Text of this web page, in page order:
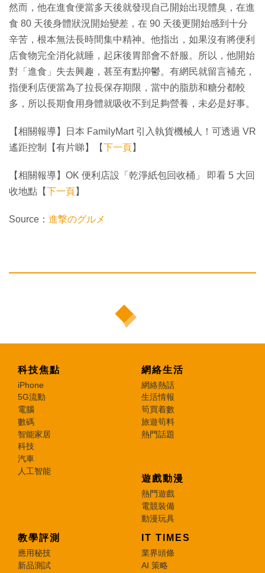
然而，他在進食便當多天後就發現自己開始出現體臭，在進
食 80 天後身體狀況開始變差，在 90 天後更開始感到十分
辛苦，根本無法長時間集中精神。他指出，如果沒有將便利
店食物完全消化就睡，起床後胃部會不舒服。所以，他開始
對「進食」失去興趣，甚至有點抑鬱。有網民就留言補充，
指便利店便當為了拉長保存期限，當中的脂肪和糖分都較
多，所以長期食用身體就吸收不到足夠營養，未必是好事。
【相關報導】日本 FamilyMart 引入執貨機械人！可透過 VR
遙距控制【有片睇】【下一頁】
【相關報導】OK 便利店設「乾淨紙包回收桶」 即看 5 大回
收地點【下一頁】
Source： 進撃のグルメ
科技焦點
iPhone
5G流動
電腦
數碼
智能家居
科技
汽車
人工智能
網絡生活
網絡熱話
生活情報
筍買着數
旅遊筍料
熱門話題
遊戲動漫
熱門遊戲
電競裝備
動漫玩具
教學評測
應用秘技
新品測試
IT TIMES
業界頭條
AI 策略